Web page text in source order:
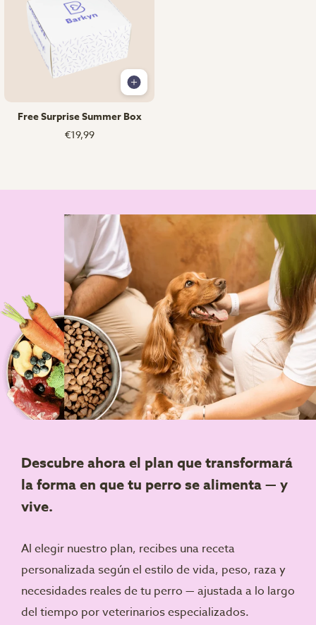
Free Surprise Summer Box
€19,99
Descubre ahora el plan que transformará
la forma en que tu perro se alimenta — y
vive.
Al elegir nuestro plan, recibes una receta
personalizada según el estilo de vida, peso, raza y
necesidades reales de tu perro — ajustada a lo largo
del tiempo por veterinarios especializados.